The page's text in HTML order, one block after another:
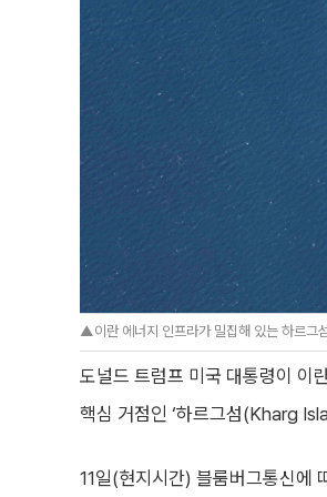
▲이란 에너지 인프라가 밀집해 있는 하르그
도널드 트럼프 미국 대통령이 이
핵심 거점인 ‘하르그섬(Kharg
11일(현지시간) 블룸버그통신에